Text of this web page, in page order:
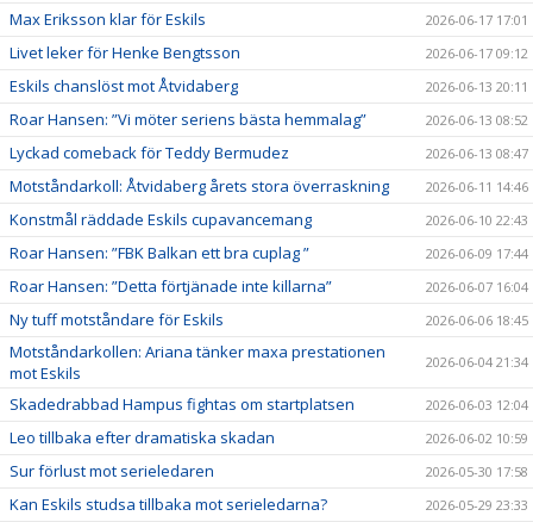
Max Eriksson klar för Eskils 2026-06-17 17:01
Livet leker för Henke Bengtsson 2026-06-17 09:12
Eskils chanslöst mot Åtvidaberg 2026-06-13 20:11
Roar Hansen: ”Vi möter seriens bästa hemmalag” 2026-06-13 08:52
Lyckad comeback för Teddy Bermudez 2026-06-13 08:47
Motståndarkoll: Åtvidaberg årets stora överraskning 2026-06-11 14:46
Konstmål räddade Eskils cupavancemang 2026-06-10 22:43
Roar Hansen: ”FBK Balkan ett bra cuplag ” 2026-06-09 17:44
Roar Hansen: ”Detta förtjänade inte killarna” 2026-06-07 16:04
Ny tuff motståndare för Eskils 2026-06-06 18:45
Motståndarkollen: Ariana tänker maxa prestationen
mot Eskils
2026-06-04 21:34
Skadedrabbad Hampus fightas om startplatsen 2026-06-03 12:04
Leo tillbaka efter dramatiska skadan 2026-06-02 10:59
Sur förlust mot serieledaren 2026-05-30 17:58
Kan Eskils studsa tillbaka mot serieledarna? 2026-05-29 23:33